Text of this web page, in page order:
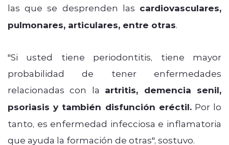
las que se desprenden las cardiovasculares,
pulmonares, articulares, entre otras.
"Si usted tiene periodontitis, tiene mayor
probabilidad de tener enfermedades
relacionadas con la artritis, demencia senil,
psoriasis y también disfunción eréctil.Por lo
tanto, es enfermedad infecciosa e inflamatoria
que ayuda la formación de otras", sostuvo.